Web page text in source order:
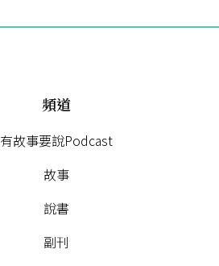
頻道
有故事要說Podcast
故事
說書
副刊